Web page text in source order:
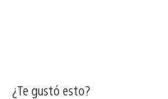
¿Te gustó esto?